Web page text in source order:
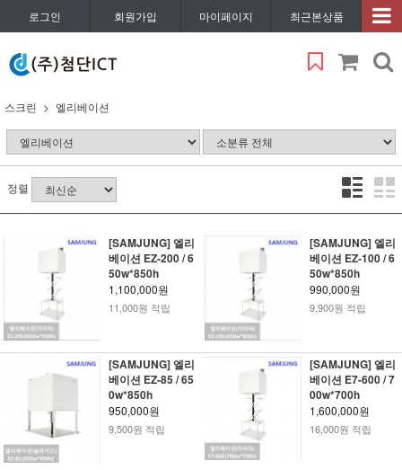
로그인 회원가입 마이페이지 최근본상품
스크린 엘리베이션
정렬
[SAMJUNG] 엘리
베이션 EZ-200 / 6
50w*850h
1,100,000원
11,000원 적립
[SAMJUNG] 엘리
베이션 EZ-100 / 6
50w*850h
990,000원
9,900원 적립
[SAMJUNG] 엘리
베이션 EZ-85 / 65
0w*850h
950,000원
9,500원 적립
[SAMJUNG] 엘리
베이션 E7-600 / 7
00w*700h
1,600,000원
16,000원 적립